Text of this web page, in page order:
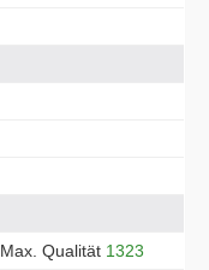
Max. Qualität 1323